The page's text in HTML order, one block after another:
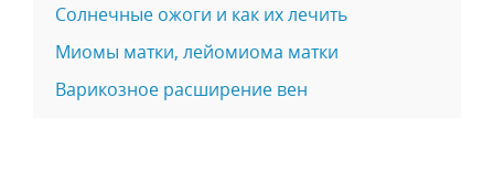
Солнечные ожоги и как их лечить
Миомы матки, лейомиома матки
Варикозное расширение вен